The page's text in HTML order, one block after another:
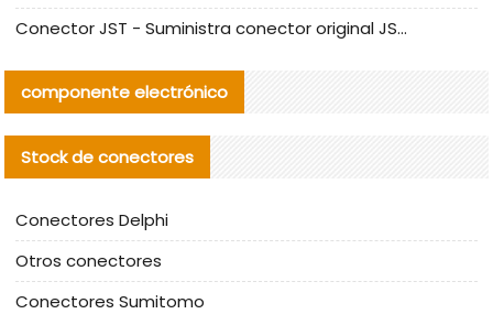
Conector JST - Suministra conector original JST GHR-09V-S | productos alternativos
componente electrónico
Stock de conectores
Conectores Delphi
Otros conectores
Conectores Sumitomo